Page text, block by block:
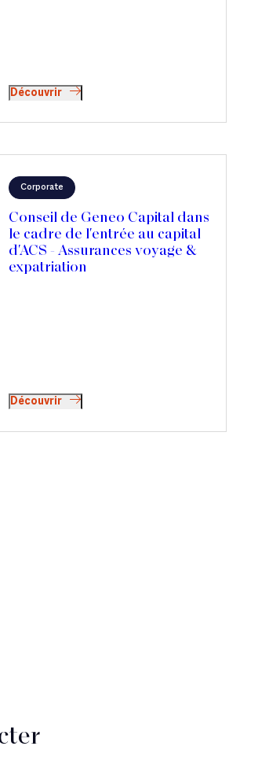
Découvrir
Corporate
Conseil de Geneo Capital dans
le cadre de l'entrée au capital
d'ACS - Assurances voyage &
expatriation
Découvrir